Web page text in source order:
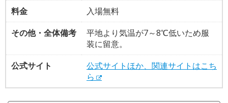
料金
入場無料
その他・全体備考
平地より気温が7～8℃低いため服
装に留意。
公式サイト
公式サイトほか、関連サイトはこち
ら